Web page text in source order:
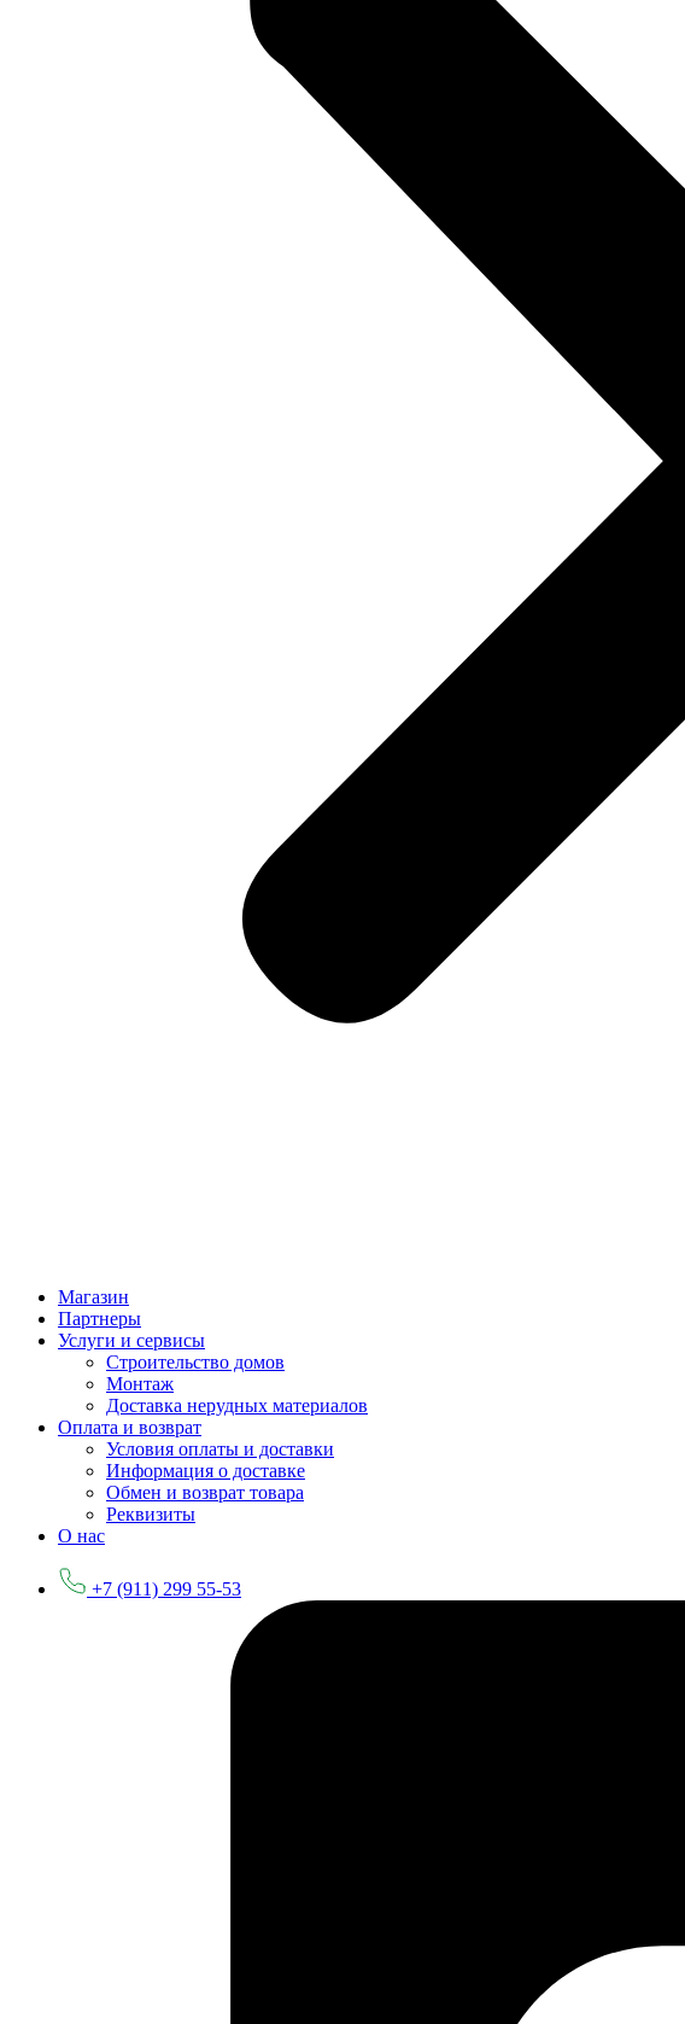
Магазин
Партнеры
Услуги и сервисы
Строительство домов
Монтаж
Доставка нерудных материалов
Оплата и возврат
Условия оплаты и доставки
Информация о доставке
Обмен и возврат товара
Реквизиты
О нас
+7 (911) 299 55-53